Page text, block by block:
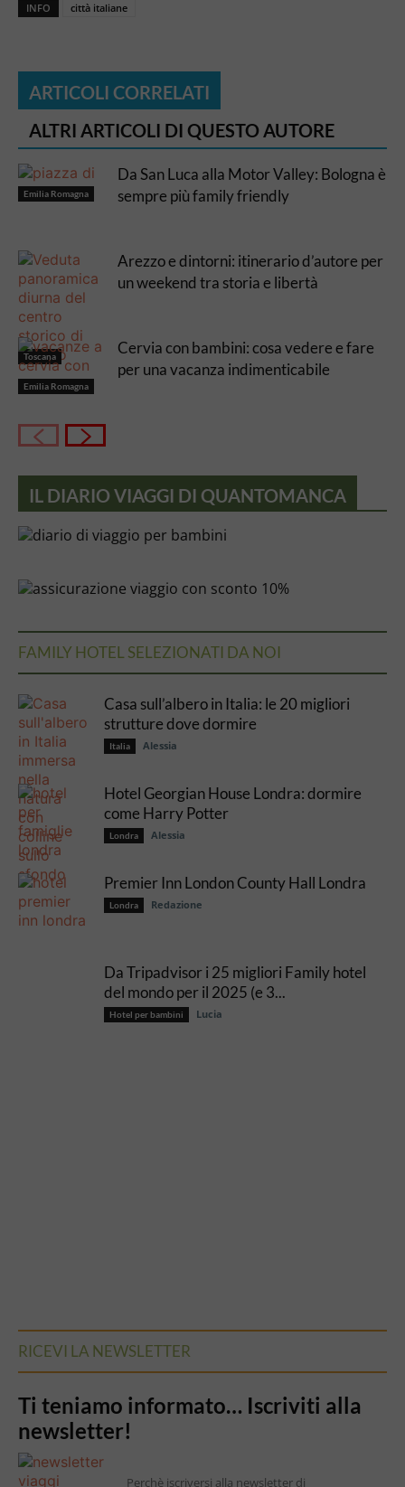
INFO città italiane
ARTICOLI CORRELATI
ALTRI ARTICOLI DI QUESTO AUTORE
Emilia Romagna
Da San Luca alla Motor Valley: Bologna è
sempre più family friendly
Toscana
Arezzo e dintorni: itinerario d’autore per
un weekend tra storia e libertà
Emilia Romagna
Cervia con bambini: cosa vedere e fare
per una vacanza indimenticabile
IL DIARIO VIAGGI DI QUANTOMANCA
FAMILY HOTEL SELEZIONATI DA NOI
Casa sull’albero in Italia: le 20 migliori
strutture dove dormire
Italia Alessia
Hotel Georgian House Londra: dormire
come Harry Potter
Londra Alessia
Premier Inn London County Hall Londra
Londra Redazione
Da Tripadvisor i 25 migliori Family hotel
del mondo per il 2025 (e 3...
Hotel per bambini Lucia
RICEVI LA NEWSLETTER
Ti teniamo informato… Iscriviti alla
newsletter!
Perchè iscriversi alla newsletter di